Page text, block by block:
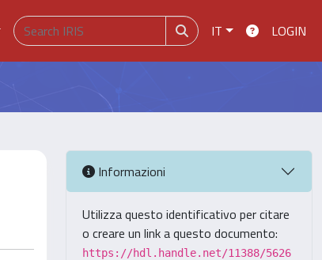
IT LOGIN
Informazioni
Utilizza questo identificativo per citare
o creare un link a questo documento:
https://hdl.handle.net/11388/5626